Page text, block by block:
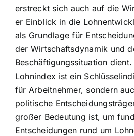
erstreckt sich auch auf die
er Einblick in die
als Grundlage für
der Wirtschaftsdynamik und
Beschäftigungssituation
Lohnindex ist ein
für Arbeitnehmer, sondern
politische
großer Bedeutung ist, um
Entscheidungen rund um